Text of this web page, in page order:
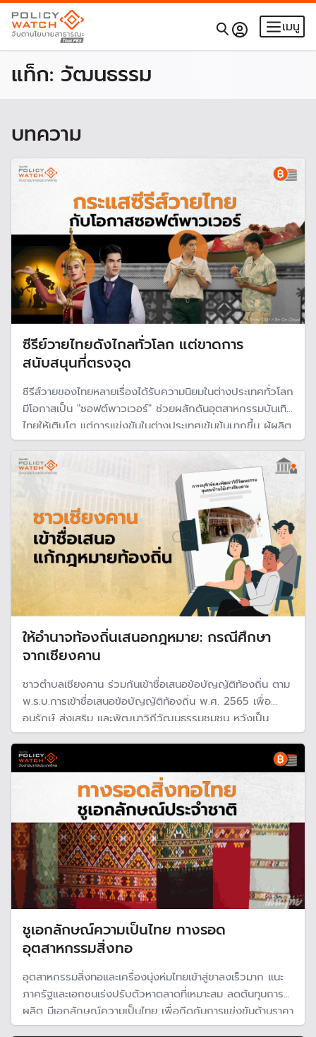
เมนู
แท็ก: วัฒนธรรม
บทความ
ซีรีย์วายไทยดังไกลทั่วโลก แต่ขาดการ
สนับสนุนที่ตรงจุด
ซีรีส์วายของไทยหลายเรื่องได้รับความนิยมในต่างประเทศทั่วโลก
มีโอกาสเป็น "ซอฟต์พาวเวอร์" ช่วยผลักดันอุตสาหกรรมบันเทิง
ไทยให้เติบโต แต่การแข่งขันในต่างประเทศเข้มข้นมากขึ้น ผู้ผลิต
ต้องเร่งพัฒนาตัวเองเพื่อเตรียมพร้อมรับมือ และภาครัฐต้อง
สนับสนุนอย่างเป็นรูปธรรม หากต้องการสร้างซอฟต์พาวเวอร์
ของประเทศ
ให้อำนาจท้องถิ่นเสนอกฎหมาย: กรณีศึกษา
จากเชียงคาน
ชาวตำบลเชียงคาน ร่วมกันเข้าชื่อเสนอข้อบัญญัติท้องถิ่น ตาม
พ.ร.บ.การเข้าชื่อเสนอข้อบัญญัติท้องถิ่น พ.ศ. 2565 เพื่อ
อนุรักษ์ ส่งเสริม และพัฒนาวิถีวัฒนธรรมชุมชน หวังเป็น
วัคซีนทางสังคม ในการสร้างกฎกติกาที่ชัดเจน บังคับใช้ร่วมกัน
อย่างยั่งยืน แก้ปัญหาความขัดแย้งจากการพัฒนา
ชูเอกลักษณ์ความเป็นไทย ทางรอด
อุตสาหกรรมสิ่งทอ
อุตสาหกรรมสิ่งทอและเครื่องนุ่งห่มไทยเข้าสู่ขาลงเร็วมาก แนะ
ภาครัฐและเอกชนเร่งปรับตัวหาตลาดที่เหมาะสม ลดต้นทุนการ
ผลิต มีเอกลักษณ์ความเป็นไทย เพื่อกีดกันการแข่งขันด้านราคา
จากผู้ประกอบการต่างชาติ